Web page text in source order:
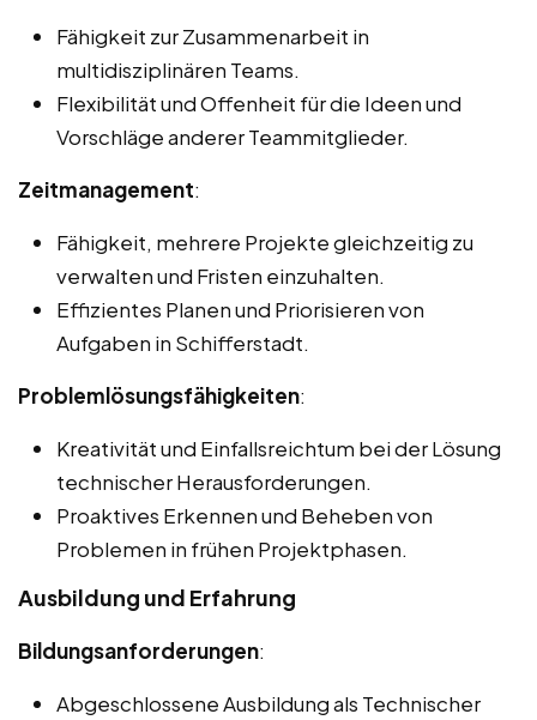
Fähigkeit zur Zusammenarbeit in
multidisziplinären Teams.
Flexibilität und Offenheit für die Ideen und
Vorschläge anderer Teammitglieder.
Zeitmanagement:
Fähigkeit, mehrere Projekte gleichzeitig zu
verwalten und Fristen einzuhalten.
Effizientes Planen und Priorisieren von
Aufgaben in Schifferstadt.
Problemlösungsfähigkeiten:
Kreativität und Einfallsreichtum bei der Lösung
technischer Herausforderungen.
Proaktives Erkennen und Beheben von
Problemen in frühen Projektphasen.
Ausbildung und Erfahrung
Bildungsanforderungen:
Abgeschlossene Ausbildung als Technischer